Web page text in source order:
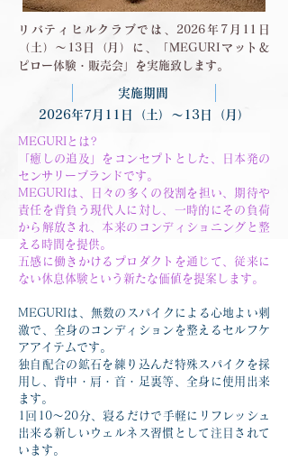
リバティヒルクラブでは、2026年7月11日
（土）～13日（月）に、「MEGURIマット＆
ピロー体験・販売会」を実施致します。
実施期間
2026年7月11日（土）～13日（月）
MEGURIとは?
「癒しの追及」をコンセプトとした、日本発の
センサリーブランドです。
MEGURIは、日々の多くの役割を担い、期待や
責任を背負う現代人に対し、一時的にその負荷
から解放され、本来のコンディショニングと整
える時間を提供。
五感に働きかけるプロダクトを通じて、従来に
ない休息体験という新たな価値を提案します。
MEGURIは、無数のスパイクによる心地よい刺
激で、全身のコンディションを整えるセルフケ
アアイテムです。
独自配合の鉱石を練り込んだ特殊スパイクを採
用し、背中・肩・首・足裏等、全身に使用出来
ます。
1回10～20分、寝るだけで手軽にリフレッシュ
出来る新しいウェルネス習慣として注目されて
います。